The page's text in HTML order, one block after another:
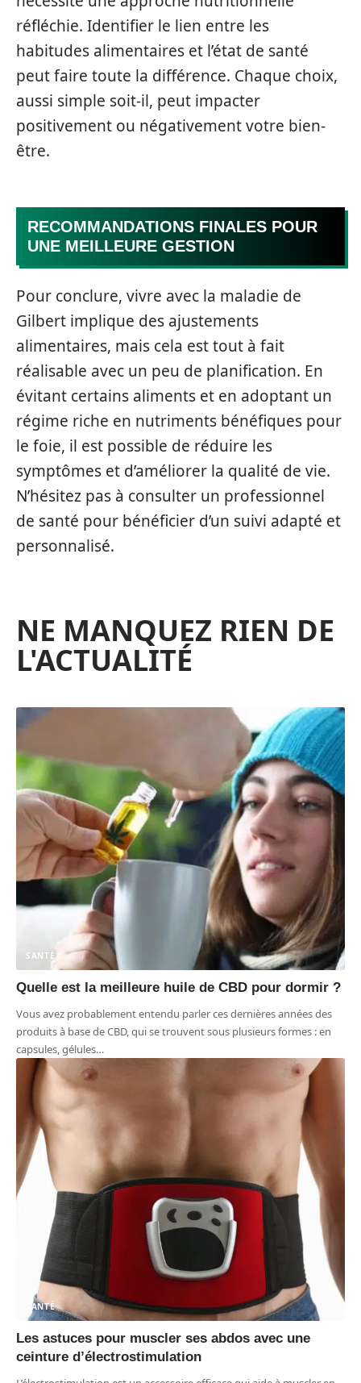
réfléchie. Identifier le lien entre les
habitudes alimentaires et l’état de santé
peut faire toute la différence. Chaque choix,
aussi simple soit-il, peut impacter
positivement ou négativement votre bien-
être.
RECOMMANDATIONS FINALES POUR
UNE MEILLEURE GESTION
Pour conclure, vivre avec la maladie de
Gilbert implique des ajustements
alimentaires, mais cela est tout à fait
réalisable avec un peu de planification. En
évitant certains aliments et en adoptant un
régime riche en nutriments bénéfiques pour
le foie, il est possible de réduire les
symptômes et d’améliorer la qualité de vie.
N’hésitez pas à consulter un professionnel
de santé pour bénéficier d’un suivi adapté et
personnalisé.
NE MANQUEZ RIEN DE
L'ACTUALITÉ
SANTÉ
Quelle est la meilleure huile de CBD pour dormir ?
Vous avez probablement entendu parler ces dernières années des
produits à base de CBD, qui se trouvent sous plusieurs formes : en
capsules, gélules…
SANTÉ
Les astuces pour muscler ses abdos avec une
ceinture d’électrostimulation